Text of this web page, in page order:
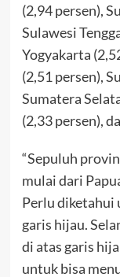
(2,94 persen),
Sulawesi
Yogyakarta
(2,51 persen),
Sumatera
(2,33 persen),
“Sepuluh
mulai dari
Perlu diketahui
garis hijau.
di atas garis
untuk bisa